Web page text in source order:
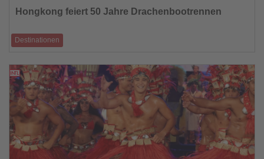
die
Nachrichten
Hongkong feiert 50 Jahre Drachenbootrennen
Destinationen
19.05.2026